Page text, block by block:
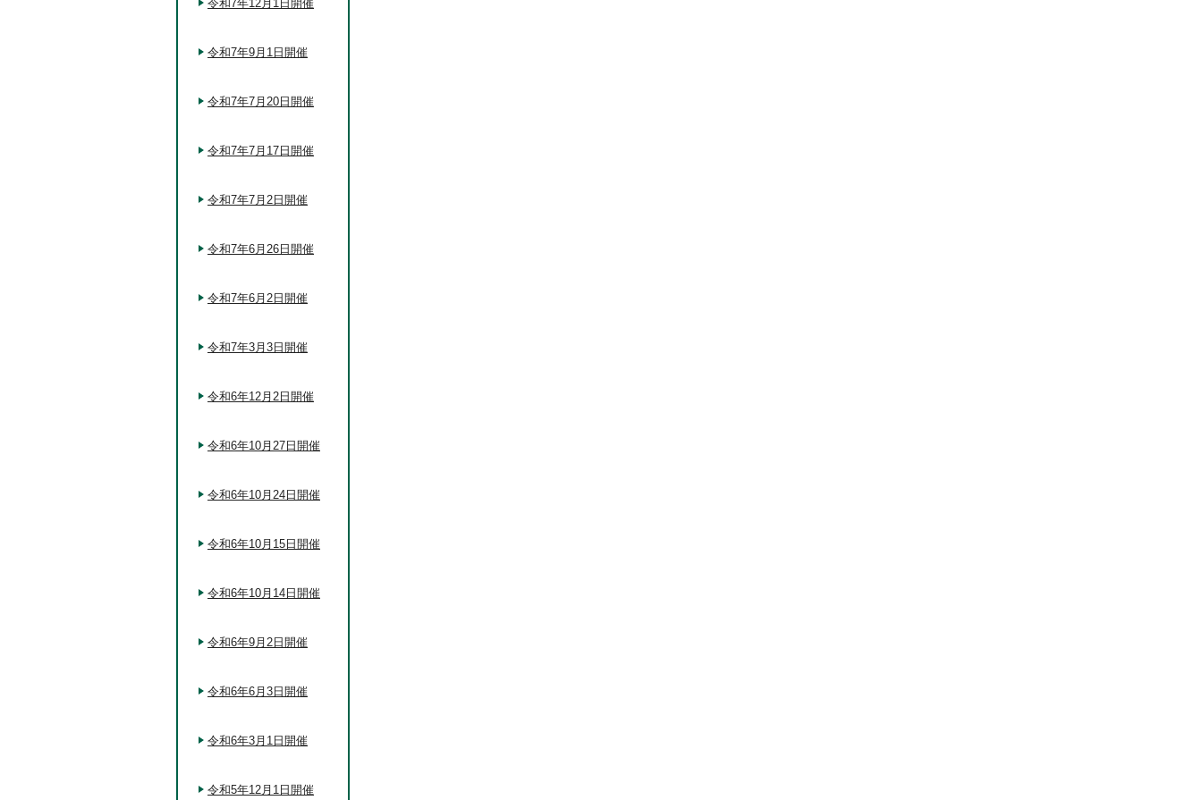
令和7年12月1日開催
令和7年9月1日開催
令和7年7月20日開催
令和7年7月17日開催
令和7年7月2日開催
令和7年6月26日開催
令和7年6月2日開催
令和7年3月3日開催
令和6年12月2日開催
令和6年10月27日開催
令和6年10月24日開催
令和6年10月15日開催
令和6年10月14日開催
令和6年9月2日開催
令和6年6月3日開催
令和6年3月1日開催
令和5年12月1日開催